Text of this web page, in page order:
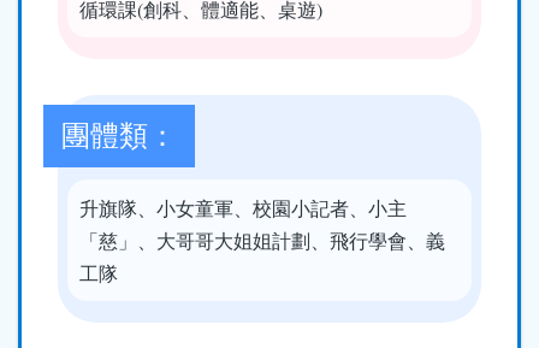
循環課(創科、體適能、桌遊)
團體類：
升旗隊、小女童軍、校園小記者、小主
「慈」、大哥哥大姐姐計劃、飛行學會、義
工隊